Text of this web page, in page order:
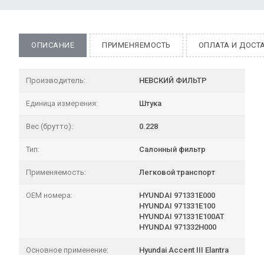
ОПИСАНИЕ ПРИМЕНЯЕМОСТЬ ОПЛАТА И
Производитель: НЕВСКИЙ ФИЛЬТР
Единица измерения: Штука
Вес (брутто): 0.228
Тип: Салонный фильтр
Применяемость: Легковой транспорт
OEM номера:
HYUNDAI 971331E000
HYUNDAI 971331E100
HYUNDAI 971331E100AT
HYUNDAI 971332H000
Основное применение:
Hyundai Accent III Elantra